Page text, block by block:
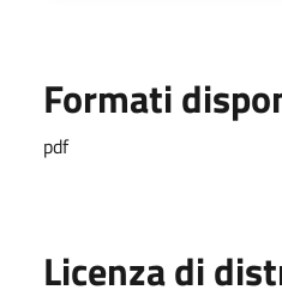
Formati
pdf
Licenza di